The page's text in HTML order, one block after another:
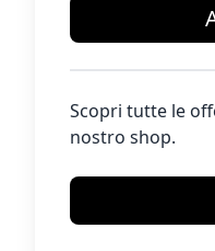
Scopri tutte le
nostro shop.